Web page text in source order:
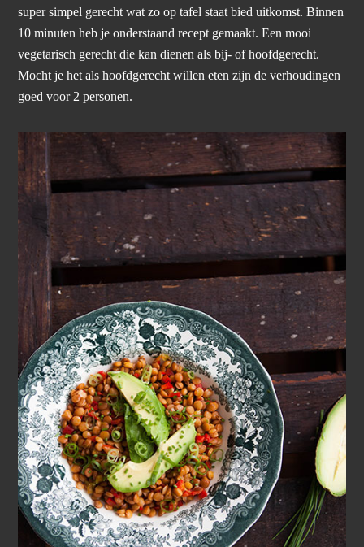
super simpel gerecht wat zo op tafel staat bied uitkomst. Binnen
10 minuten heb je onderstaand recept gemaakt. Een mooi
vegetarisch gerecht die kan dienen als bij- of hoofdgerecht.
Mocht je het als hoofdgerecht willen eten zijn de verhoudingen
goed voor 2 personen.